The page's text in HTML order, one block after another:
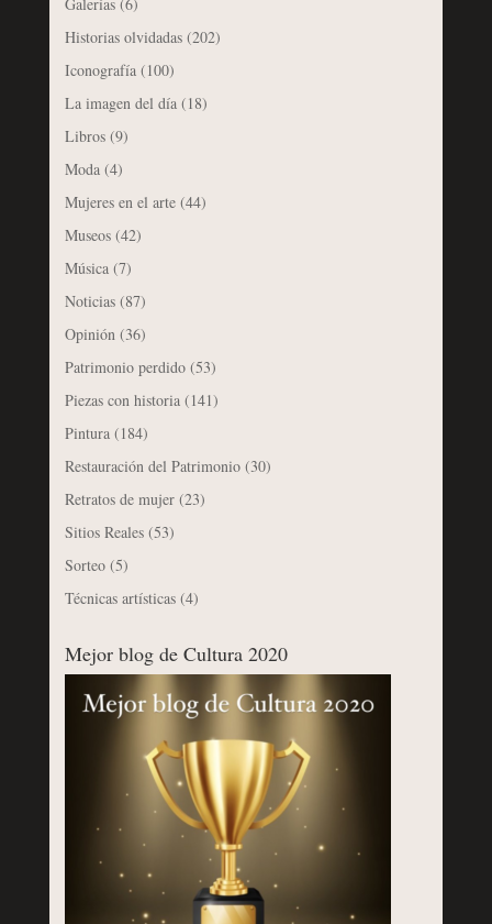
Galerías(6)
Historias olvidadas(202)
Iconografía(100)
La imagen del día(18)
Libros(9)
Moda(4)
Mujeres en el arte(44)
Museos(42)
Música(7)
Noticias(87)
Opinión(36)
Patrimonio perdido(53)
Piezas con historia(141)
Pintura(184)
Restauración del Patrimonio(30)
Retratos de mujer(23)
Sitios Reales(53)
Sorteo(5)
Técnicas artísticas(4)
Mejor blog de Cultura 2020